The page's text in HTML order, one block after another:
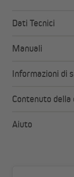
Dati Tecnici
Manuali
Informazioni di
Contenuto della
Aiuto